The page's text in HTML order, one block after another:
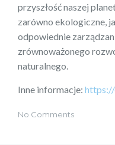
przyszłość naszej
zarówno ekologiczne,
odpowiednie
zrównoważonego
naturalnego.
Inne informacje:
No Comments